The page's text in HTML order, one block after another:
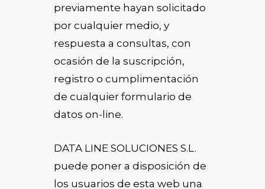
previamente hayan solicitado
por cualquier medio, y
respuesta a consultas, con
ocasión de la suscripción,
registro o cumplimentación
de cualquier formulario de
datos on-line.
DATA LINE SOLUCIONES S.L.
puede poner a disposición de
los usuarios de esta web una